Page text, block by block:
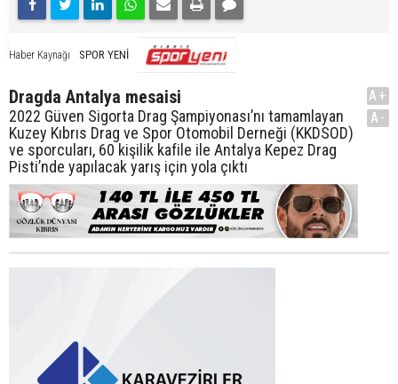
Haber Kaynağı SPOR YENİ
Dragda Antalya mesaisi
2022 Güven Sigorta Drag Şampiyonası’nı tamamlayan
Kuzey Kıbrıs Drag ve Spor Otomobil Derneği (KKDSOD)
ve sporcuları, 60 kişilik kafile ile Antalya Kepez Drag
Pisti’nde yapılacak yarış için yola çıktı
A+
A-